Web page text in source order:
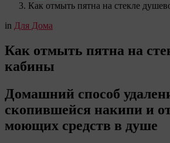
Как отмыть пятна на стекле
in Для Дома
Как отмыть пятна на
кабины
Домашний способ
скопившейся накипи и
моющих средств в душе